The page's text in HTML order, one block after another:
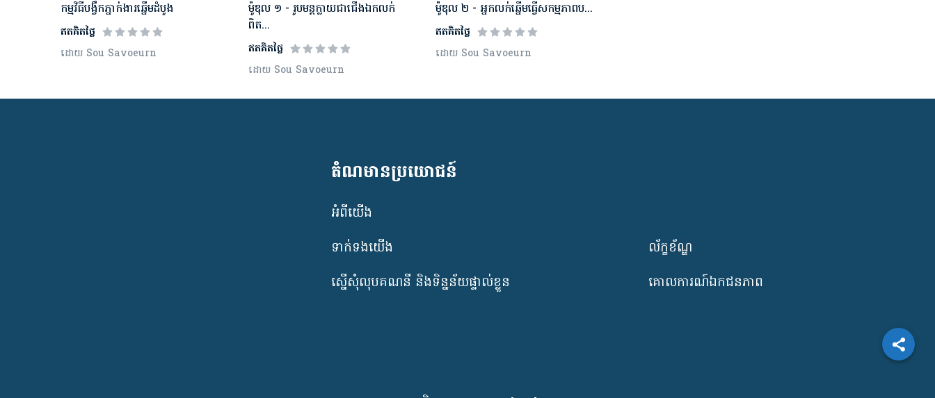
កម្មវិធីបង្វឹកភ្នាក់ងារឆ្នើមដំបូង
ឥតគិតថ្លៃ
ដោយ Sou Savoeurn
ម៉ូឌុល​ ១ - រូបមន្តក្លាយជាជើងឯកលក់
ពិត...
ឥតគិតថ្លៃ
ដោយ Sou Savoeurn
ម៉ូឌុល​ ២ - អ្នកលក់ឆ្នើមធ្វើសកម្មភាពប...
ឥតគិតថ្លៃ
ដោយ Sou Savoeurn
តំណមានប្រយោជន៍
អំពីយើង
ទាក់ទងយើង
ស្នើសុំលុបគណនី និងទិន្នន័យផ្ទាល់ខ្លួន
ល័ក្ខខ័ណ្ឌ
គោលការណ៍ឯកជនភាព